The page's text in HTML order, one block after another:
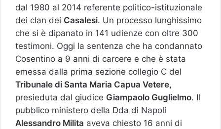
dal 1980 al 2014 referente politico-istituzionale
dei clan dei Casalesi. Un processo lunghissimo
che si è dipanato in 141 udienze con oltre 300
testimoni. Oggi la sentenza che ha condannato
Cosentino a 9 anni di carcere e che è stata
emessa dalla prima sezione collegio C del
Tribunale di Santa Maria Capua Vetere,
presieduta dal giudice Giampaolo Guglielmo. Il
pubblico ministero della Dda di Napoli
Alessandro Milita aveva chiesto 16 anni di